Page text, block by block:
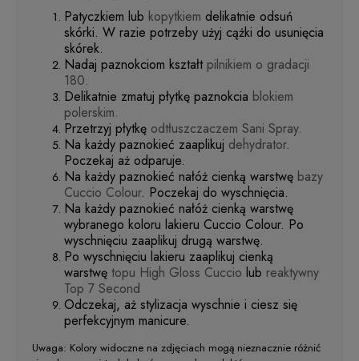
Patyczkiem lub kopytkiem delikatnie odsuń
skórki. W razie potrzeby użyj cążki do usunięcia
skórek.
Nadaj paznokciom kształt pilnikiem o gradacji
180.
Delikatnie zmatuj płytkę paznokcia blokiem
polerskim.
Przetrzyj płytkę odtłuszczaczem Sani Spray.
Na każdy paznokieć zaaplikuj dehydrator.
Poczekaj aż odparuje.
Na każdy paznokieć nałóż cienką warstwę bazy
Cuccio Colour. Poczekaj do wyschnięcia.
Na każdy paznokieć nałóż cienką warstwę
wybranego koloru lakieru Cuccio Colour. Po
wyschnięciu zaaplikuj drugą warstwę.
Po wyschnięciu lakieru zaaplikuj cienką
warstwę topu High Gloss Cuccio lub reaktywny
Top 7 Second
Odczekaj, aż stylizacja wyschnie i ciesz się
perfekcyjnym manicure.
Uwaga: Kolory widoczne na zdjęciach mogą nieznacznie różnić